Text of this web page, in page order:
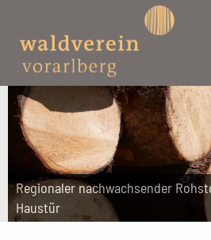
Regionaler nachwachsender
Haustür